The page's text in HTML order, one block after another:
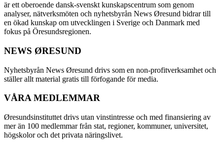
är ett oberoende dansk-svenskt kunskapscentrum som genom
analyser, nätverksmöten och nyhetsbyrån News Øresund bidrar till
en ökad kunskap om utvecklingen i Sverige och Danmark med
fokus på Öresundsregionen.
NEWS ØRESUND
Nyhetsbyrån News Øresund drivs som en non-profitverksamhet och
ställer allt material gratis till förfogande för media.
VÅRA MEDLEMMAR
Øresundsinstituttet drivs utan vinst­intresse och med finansiering av
mer än 100 medlemmar från stat, regioner, kommuner, universitet,
högskolor och det privata näringslivet.